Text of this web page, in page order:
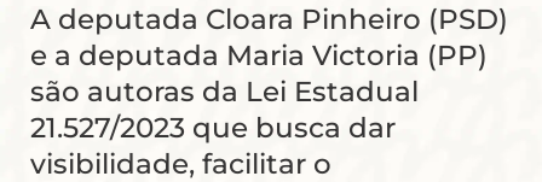
A deputada Cloara Pinheiro (PSD)
e a deputada Maria Victoria (PP)
são autoras da Lei Estadual
21.527/2023 que busca dar
visibilidade, facilitar o